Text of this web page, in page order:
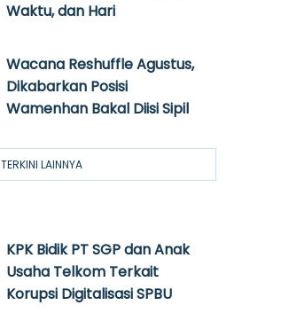
Waktu, dan Hari
Wacana Reshuffle Agustus,
Dikabarkan Posisi
Wamenhan Bakal Diisi Sipil
TERKINI LAINNYA
KPK Bidik PT SGP dan Anak
Usaha Telkom Terkait
Korupsi Digitalisasi SPBU